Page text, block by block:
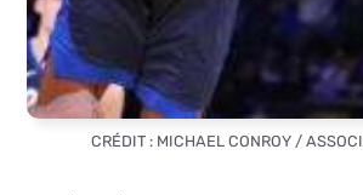
CRÉDIT : MICHAEL CONROY /